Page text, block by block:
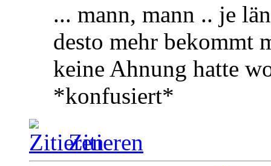
... mann, mann .. je
desto mehr bekommt
keine Ahnung hatte
*konfusiert*
Zitieren